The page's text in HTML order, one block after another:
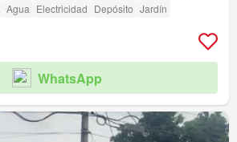
Agua Electricidad Depósito Jardín
WhatsApp